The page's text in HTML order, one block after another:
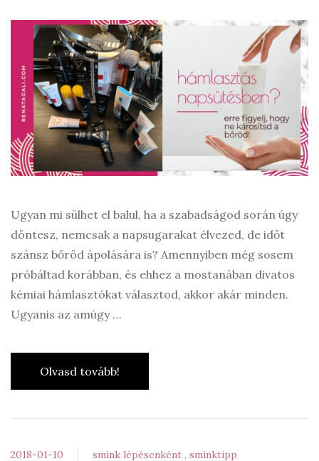
Ugyan mi sülhet el balul, ha a szabadságod során úgy
döntesz, nemcsak a napsugarakat élvezed, de időt
szánsz bőröd ápolására is? Amennyiben még sosem
próbáltad korábban, és ehhez a mostanában divatos
kémiai hámlasztókat választod, akkor akár minden.
Ugyanis az amúgy …
Olvasd tovább!
2018-01-10 smink lépésenként sminktipp